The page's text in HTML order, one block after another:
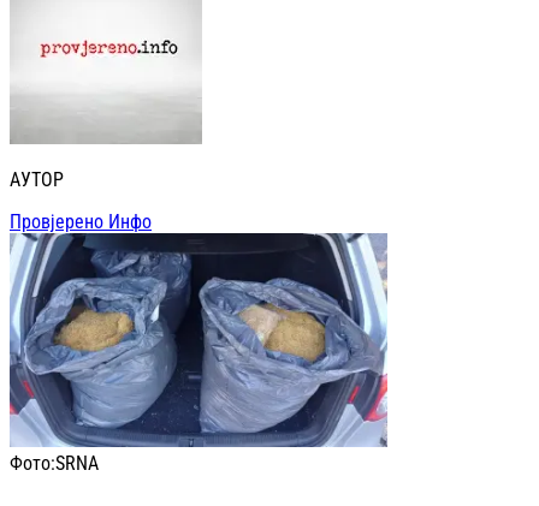
АУТОР
Провјерено Инфо
Фото:SRNA